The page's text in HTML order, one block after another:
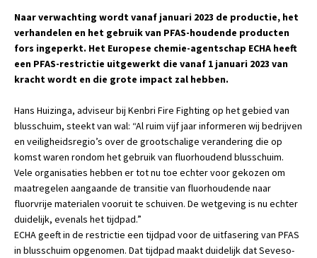
Naar verwachting wordt vanaf januari 2023 de productie, het
verhandelen en het gebruik van PFAS-houdende producten
fors ingeperkt. Het Europese chemie-agentschap ECHA heeft
een PFAS-restrictie uitgewerkt die vanaf 1 januari 2023 van
kracht wordt en die grote impact zal hebben.
Hans Huizinga, adviseur bij Kenbri Fire Fighting op het gebied van
blusschuim, steekt van wal: “Al ruim vijf jaar informeren wij bedrijven
en veiligheidsregio’s over de grootschalige verandering die op
komst waren rondom het gebruik van fluorhoudend blusschuim.
Vele organisaties hebben er tot nu toe echter voor gekozen om
maatregelen aangaande de transitie van fluorhoudende naar
fluorvrije materialen vooruit te schuiven. De wetgeving is nu echter
duidelijk, evenals het tijdpad.”
ECHA geeft in de restrictie een tijdpad voor de uitfasering van PFAS
in blusschuim opgenomen. Dat tijdpad maakt duidelijk dat Seveso-